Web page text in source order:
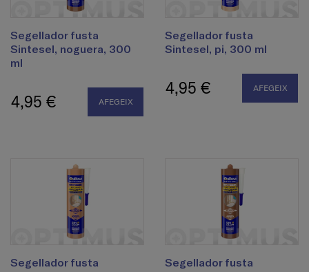
Segellador fusta
Sintesel, noguera, 300
ml
4,95 € AFEGEIX
Segellador fusta
Sintesel, pi, 300 ml
4,95 € AFEGEIX
Segellador fusta
Segellador fusta